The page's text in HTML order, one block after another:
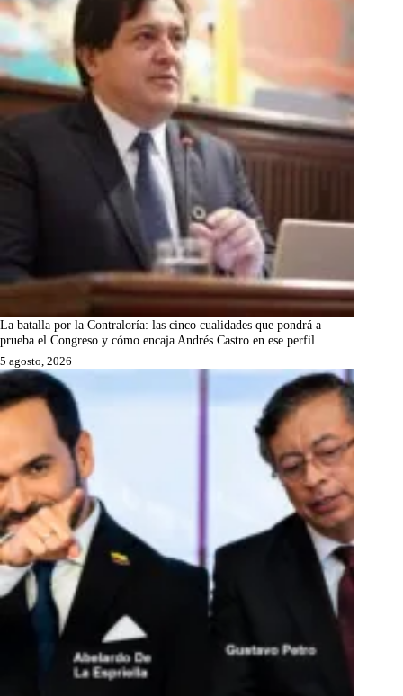
La batalla por la Contraloría: las cinco cualidades que pondrá a
prueba el Congreso y cómo encaja Andrés Castro en ese perfil
5 agosto, 2026